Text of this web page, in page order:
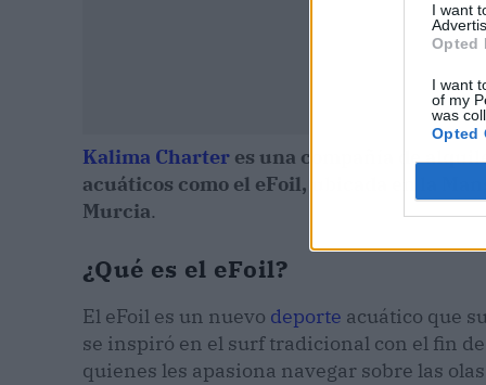
I want
Opted
I want
of my
was
Opted
Kalima Charter es una compañía de
acuáticos como el eFoil, ubicada en la
Murcia.
¿Qué es el eFoil?
El eFoil es un nuevo deporte acuático que
se inspiró en el surf tradicional con el fin
quienes les apasiona navegar sobre las